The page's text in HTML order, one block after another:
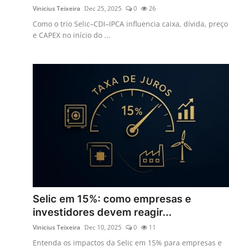
Vinicius Teixeira Dec 25, 2025 0 26
Como o trio Selic–CDI–IPCA influencia caixa, dívida, preço
e CAPEX no início do ...
Selic em 15%: como empresas e
investidores devem reagir...
Vinicius Teixeira Dec 10, 2025 0 11
Entenda os impactos da Selic em 15% para empresas e